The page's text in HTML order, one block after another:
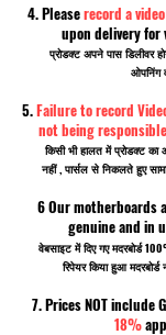
4. Pleaserecord a
upon delivery
प्रोडक्ट अपने पास डिलीवर
ओपनिंग
5.Failure to record
not being
किसी भी हालत में प्रोडक्ट का
नहीं , पार्सल से निकलते हुए
6 Our motherboards
genuine and in
वेबसाइट में दिए गए मदरबोर्ड
रिपेयर किया हुआ
7. Prices NOT include
18%